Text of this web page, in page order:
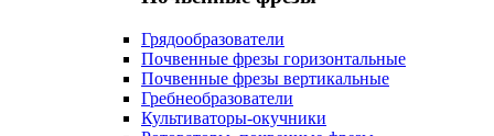
Грядообразователи
Почвенные фрезы горизонтальные
Почвенные фрезы вертикальные
Гребнеобразователи
Культиваторы-окучники